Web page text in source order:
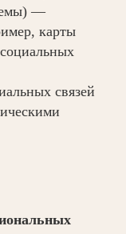
—
карты
связей